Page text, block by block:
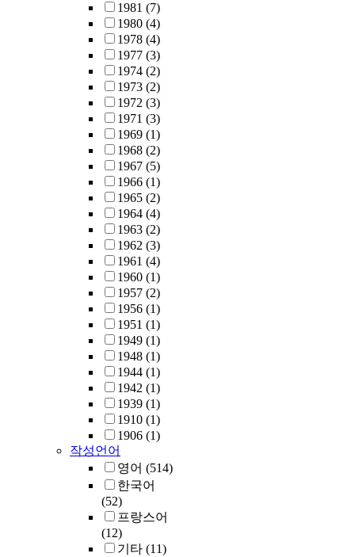
1981 (7)
1980 (4)
1978 (4)
1977 (3)
1974 (2)
1973 (2)
1972 (3)
1971 (3)
1969 (1)
1968 (2)
1967 (5)
1966 (1)
1965 (2)
1964 (4)
1963 (2)
1962 (3)
1961 (4)
1960 (1)
1957 (2)
1956 (1)
1951 (1)
1949 (1)
1948 (1)
1944 (1)
1942 (1)
1939 (1)
1910 (1)
1906 (1)
작성언어
영어 (514)
한국어
(52)
프랑스어
(12)
기타 (11)